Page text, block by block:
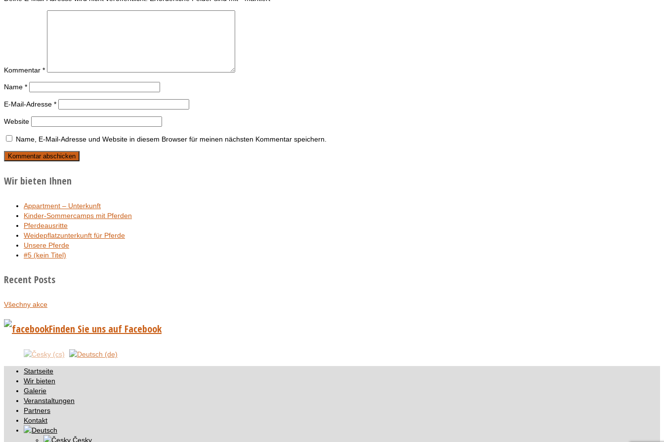
Kommentar *
Name *
E-Mail-Adresse *
Website
Name, E-Mail-Adresse und Website in diesem Browser für meinen nächsten Kommentar speichern.
Wir bieten Ihnen
Appartment – Unterkunft
Kinder-Sommercamps mit Pferden
Pferdeausritte
Weidepflatzunterkunft für Pferde
Unsere Pferde
#5 (kein Titel)
Recent Posts
Všechny akce
Finden Sie uns auf Facebook
Startseite
Wir bieten
Galerie
Veranstaltungen
Partners
Kontakt
Česky